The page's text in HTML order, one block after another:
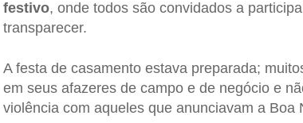
festivo, onde todos são convidados a
transparecer.
A festa de casamento estava preparada;
em seus afazeres de campo e de negócio e
violência com aqueles que anunciavam a Boa